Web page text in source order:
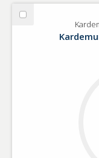
Välj
Kardemumma